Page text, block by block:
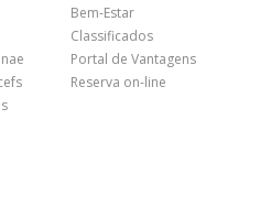
Bem-Estar
Classificados
Portal de Vantagens
Reserva on-line